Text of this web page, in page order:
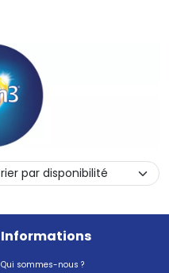
Informations
Qui sommes-nous ?